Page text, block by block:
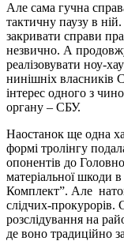
Але сама гучна
тактичну паузу в
закривати справи
незвично. А
реалізовувати ноу-
нинішніх власників
інтерес одного з
органу – СБУ.
Наостанок ще одна
формі тролінгу
опонентів до
матеріальної шкоди
Комплект”. Але
слідчих-прокурорів.
розслідування на
де воно традиційно